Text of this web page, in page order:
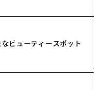
ビューティースポット